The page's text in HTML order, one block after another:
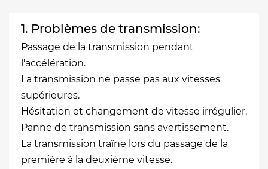
1. Problèmes de transmission:
Passage de la transmission pendant
l'accélération.
La transmission ne passe pas aux vitesses
supérieures.
Hésitation et changement de vitesse irrégulier.
Panne de transmission sans avertissement.
La transmission traîne lors du passage de la
première à la deuxième vitesse.